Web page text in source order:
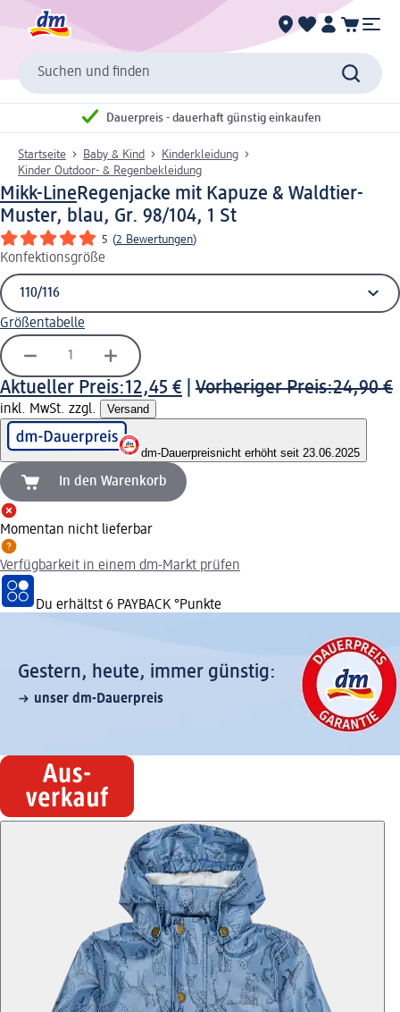
Suchen und finden
Dauerpreis - dauerhaft günstig einkaufen
Startseite Baby & Kind
Kinderkleidung
Kinder Outdoor- & Regenbekleidung
Mikk-LineRegenjacke mit Kapuze & Waldtier-
Muster, blau, Gr. 98/104, 1 St
5 (2 Bewertungen)
Konfektionsgröße
Größentabelle
Aktueller Preis:12,45 € Vorheriger Preis:24,90 €
inkl. MwSt. zzgl. Versand
dm-Dauerpreisnicht erhöht seit 23.06.2025
In den Warenkorb
Momentan nicht lieferbar
Verfügbarkeit in einem dm-Markt prüfen
Du erhältst 6 PAYBACK °Punkte
Gestern, heute, immer günstig:
unser dm-Dauerpreis